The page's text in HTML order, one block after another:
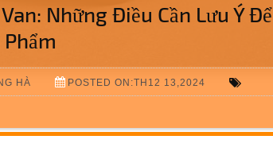
Những Điều Cần Lưu Ý Để
HÀ POSTED ON:TH12 13,2024